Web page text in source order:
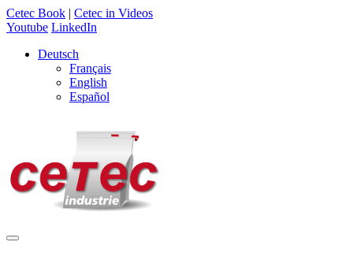
Cetec Book | Cetec in Videos
Youtube LinkedIn
Deutsch
Français
English
Español